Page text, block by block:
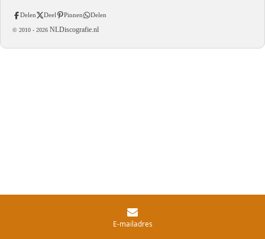
Delen Deel Pinnen Delen
© 2010 - 2026 NLDiscografie.nl
E-mailadres